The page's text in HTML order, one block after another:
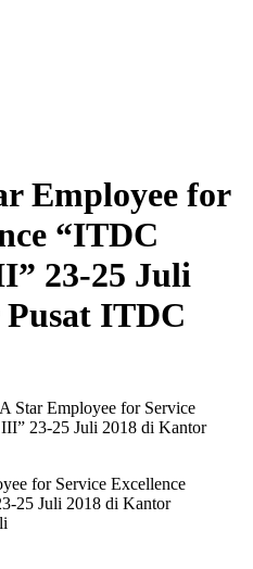
Employee for
“ITDC
23-25 Juli
ITDC
Star Employee for Service
23-25 Juli 2018 di Kantor